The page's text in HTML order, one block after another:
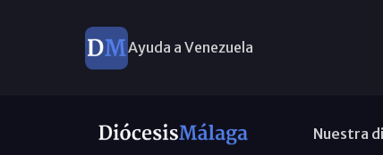
Ayuda a Venezuela
Nuestra